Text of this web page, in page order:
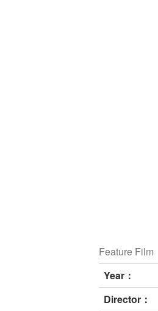
Feature Film
Year：
Director：